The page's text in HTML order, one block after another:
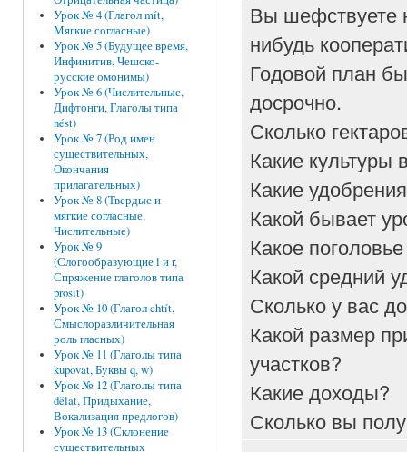
Урок № 4 (Глагол mít,
Мягкие согласные)
Урок № 5 (Будущее время,
Инфинитив, Чешско-
русские омонимы)
Урок № 6 (Числительные,
Дифтонги, Глаголы типа
nést)
Урок № 7 (Род имен
существительных,
Окончания
прилагательных)
Урок № 8 (Твердые и
мягкие согласные,
Числительные)
Урок № 9
(Слогообразующие l и r,
Спряжение глаголов типа
prosit)
Урок № 10 (Глагол chtít,
Смыслоразличительная
роль гласных)
Урок № 11 (Глаголы типа
kupovat, Буквы q, w)
Урок № 12 (Глаголы типа
dělat, Придыхание,
Вокализация предлогов)
Урок № 13 (Склонение
существительных
Вы шефствуете
нибудь
Годовой план
досрочно.
Сколько
Какие культуры
Какие
Какой бывает
Какое
Какой средний
Сколько у вас
Какой размер
участков?
Какие доходы?
Сколько вы